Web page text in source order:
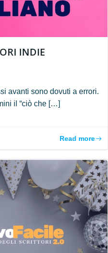
INDIE
avanti sono dovuti a errori.
il “ciò che […]
Read more